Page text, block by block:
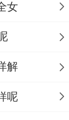
的渠道获取
副业或技术
夺财」的险
女
解
呢